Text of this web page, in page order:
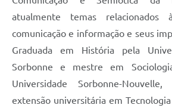
atualmente temas relacionados
comunicação e informação e seus
Graduada em História pela
Sorbonne e mestre em
Universidade Sorbonne-
extensão universitária em